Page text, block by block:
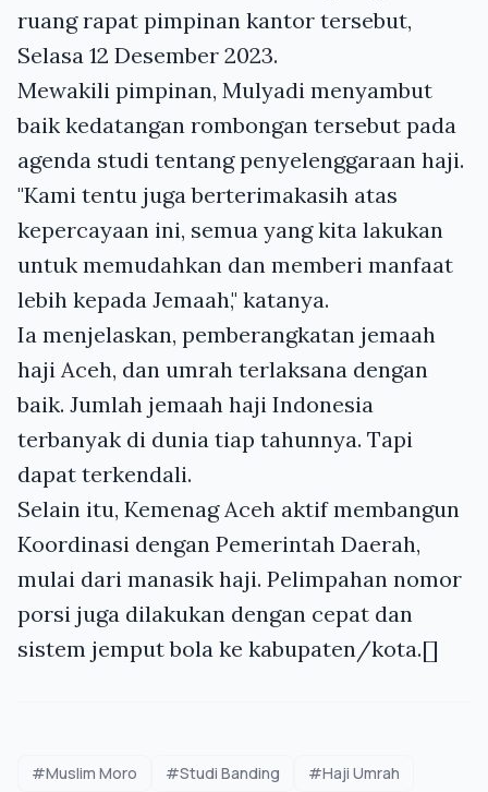
ruang rapat pimpinan kantor tersebut,
Selasa 12 Desember 2023.
Mewakili pimpinan, Mulyadi menyambut
baik kedatangan rombongan tersebut pada
agenda studi tentang penyelenggaraan haji.
"Kami tentu juga berterimakasih atas
kepercayaan ini, semua yang kita lakukan
untuk memudahkan dan memberi manfaat
lebih kepada Jemaah," katanya.
Ia menjelaskan, pemberangkatan jemaah
haji Aceh, dan umrah terlaksana dengan
baik. Jumlah jemaah haji Indonesia
terbanyak di dunia tiap tahunnya. Tapi
dapat terkendali.
Selain itu, Kemenag Aceh aktif membangun
Koordinasi dengan Pemerintah Daerah,
mulai dari manasik haji. Pelimpahan nomor
porsi juga dilakukan dengan cepat dan
sistem jemput bola ke kabupaten/kota.[]
#Muslim Moro #Studi Banding #Haji Umrah